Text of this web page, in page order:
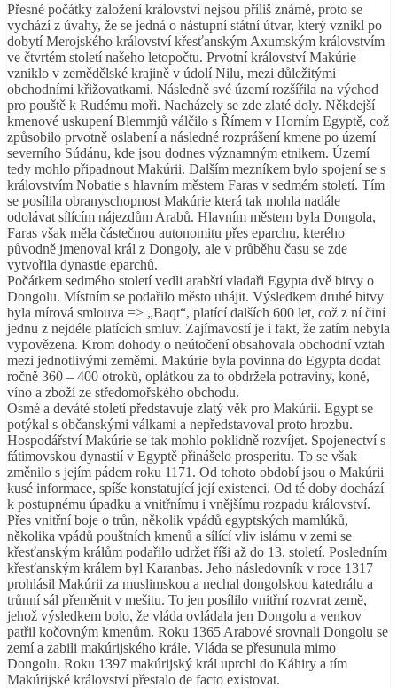
Přesné počátky založení království nejsou příliš známé, proto se
vychází z úvahy, že se jedná o nástupní státní útvar, který vznikl po
dobytí Merojského království křesťanským Axumským královstvím
ve čtvrtém století našeho letopočtu. Prvotní království Makúrie
vzniklo v zemědělské krajině v údolí Nilu, mezi důležitými
obchodními křižovatkami. Následně své území rozšířila na východ
pro pouště k Rudému moři. Nacházely se zde zlaté doly. Někdejší
kmenové uskupení Blemmjů válčilo s Římem v Horním Egyptě, což
způsobilo prvotně oslabení a následné rozprášení kmene po území
severního Súdánu, kde jsou dodnes významným etnikem. Území
tedy mohlo připadnout Makúrii. Dalším mezníkem bylo spojení se s
královstvím Nobatie s hlavním městem Faras v sedmém století. Tím
se posílila obranyschopnost Makúrie která tak mohla nadále
odolávat sílícím nájezdům Arabů. Hlavním městem byla Dongola,
Faras však měla částečnou autonomitu přes eparchu, kterého
původně jmenoval král z Dongoly, ale v průběhu času se zde
vytvořila dynastie eparchů.
Počátkem sedmého století vedli arabští vladaři Egypta dvě bitvy o
Dongolu. Místním se podařilo město uhájit. Výsledkem druhé bitvy
byla mírová smlouva => „Baqt“, platící dalších 600 let, což z ní činí
jednu z nejdéle platících smluv. Zajímavostí je i fakt, že zatím nebyla
vypovězena. Krom dohody o neútočení obsahovala obchodní vztah
mezi jednotlivými zeměmi. Makúrie byla povinna do Egypta dodat
ročně 360 – 400 otroků, oplátkou za to obdržela potraviny, koně,
víno a zboží ze středomořského obchodu.
Osmé a deváté století představuje zlatý věk pro Makúrii. Egypt se
potýkal s občanskými válkami a nepředstavoval proto hrozbu.
Hospodářství Makúrie se tak mohlo poklidně rozvíjet. Spojenectví s
fátimovskou dynastií v Egyptě přinášelo prosperitu. To se však
změnilo s jejím pádem roku 1171. Od tohoto období jsou o Makúrii
kusé informace, spíše konstatující její existenci. Od té doby dochází
k postupnému úpadku a vnitřnímu i vnějšímu rozpadu království.
Přes vnitřní boje o trůn, několik vpádů egyptských mamlúků,
několika vpádů pouštních kmenů a sílící vliv islámu v zemi se
křesťanským králům podařilo udržet říši až do 13. století. Posledním
křesťanským králem byl Karanbas. Jeho následovník v roce 1317
prohlásil Makúrii za muslimskou a nechal dongolskou katedrálu a
trůnní sál přeměnit v mešitu. To jen posílilo vnitřní rozvrat země,
jehož výsledkem bolo, že vláda ovládala jen Dongolu a venkov
patřil kočovným kmenům. Roku 1365 Arabové srovnali Dongolu se
zemí a zabili makúrijského krále. Vláda se přesunula mimo
Dongolu. Roku 1397 makúrijský král uprchl do Káhiry a tím
Makúrijské království přestalo de facto existovat.